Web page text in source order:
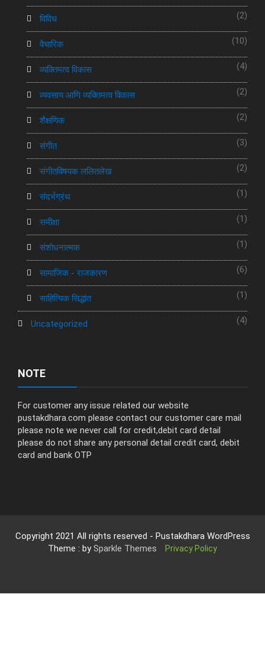
विविध (2)
वैचारिक (10)
व्यक्तिमत्व विकास (4)
व्यवसाय आणि व्यक्तिमत्व विकास (2)
शैक्षणिक (2)
संगीत (3)
संगीतविषयक ललितलेख (2)
संदर्भग्रंथ (1)
समीक्षा (1)
संशोधनात्मक (1)
सामाजिक - राजकारण (6)
साहित्यिक सिद्धांत (1)
Uncategorized (4)
NOTE
For customer any issue related our website
pustakdhara.com please contact our customer care mail
please note we never call for credit,debit card detail
please do not share any personal detail credit card, debit
card and bank OTP
Copyright 2021 All rights reserved - Pustakdhara WordPress
Theme : bySparkle Themes Privacy Policy